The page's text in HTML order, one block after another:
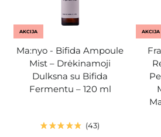
AKCIJA
Ma:nyo - Bifida Ampoule
Mist – Drėkinamoji
Dulksna su Bifida
Fermentu – 120 ml
43
AKCIJA